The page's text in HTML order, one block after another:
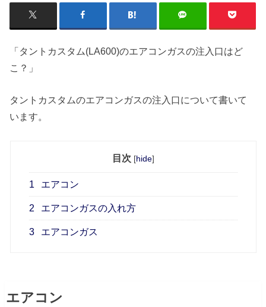
「タントカスタム(LA600)のエアコンガスの注入口はど
こ？」
タントカスタムのエアコンガスの注入口について書いて
います。
目次 [hide]
1 エアコン
2 エアコンガスの入れ方
3 エアコンガス
エアコン